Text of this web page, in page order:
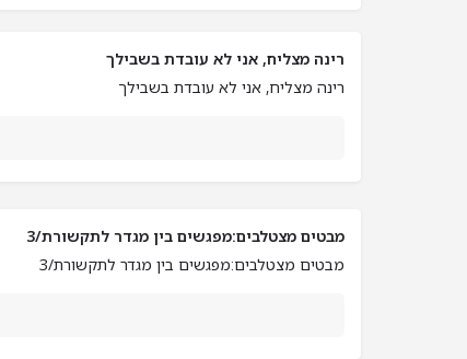
רינה מצליח, אני לא עובדת בשבילך
רינה מצליח, אני לא עובדת בשבילך
מבטים מצטלבים:מפגשים בין מגדר לתקשורת/3
מבטים מצטלבים:מפגשים בין מגדר לתקשורת/3